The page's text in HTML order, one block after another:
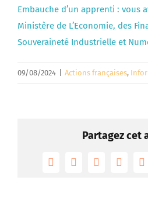
Embauche d’un apprenti : vous
Ministère de L’Economie, des
Souveraineté Industrielle et
09/08/2024 Actions françaises,
Partagez cet
FacebookTwitterReddit